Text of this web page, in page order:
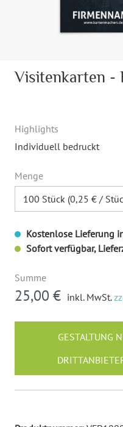
Visitenkarten -
Highlights
Individuell bedruckt
Menge
Kostenlose Lieferung
Sofort verfügbar,
Summe
25,00 € inkl. MwSt.
GESTALTUNG